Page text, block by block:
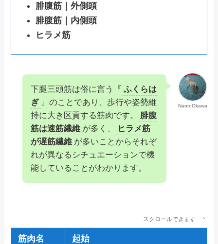
腓腹筋｜外側頭
腓腹筋｜内側頭
ヒラメ筋
NaotoOkawa
下腿三頭筋は俗に言う『 ふくらは
ぎ 』のことであり、歩行や姿勢維
持に大き区貢する筋肉です。
腓腹
筋は速筋繊維 が多く、
ヒラメ筋
が遅筋繊維 が多いことからそれぞ
れが異なるシチュエーションで機
能していることがわかります。
スクロールできます
筋肉名 起始